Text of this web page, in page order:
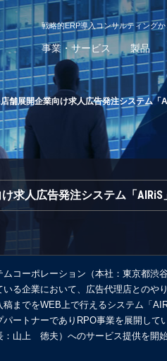
戦略的ERP導入コンサルティング
事業・サービス 製品
舗展開企業向け求人広告発注システム「
求人広告発注システム「
ムコーポレーション（本社：東京都
る企業において、広告代理店とのや
までをWEB上で行えるシステム「
パートナーでありRPO事業を展開し
：山上 徳夫）へのサービス提供を開